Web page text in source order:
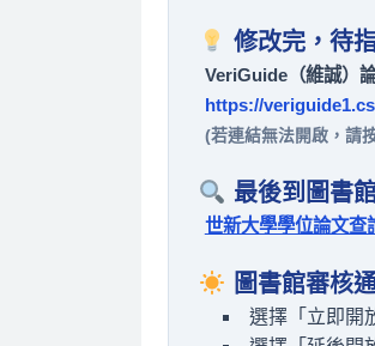
修改完，待
VeriGuide（維誠）
https://
(若連結無法開啟，請
最後到圖書
世新大學學位論文查
圖書館審核
選擇「立即開